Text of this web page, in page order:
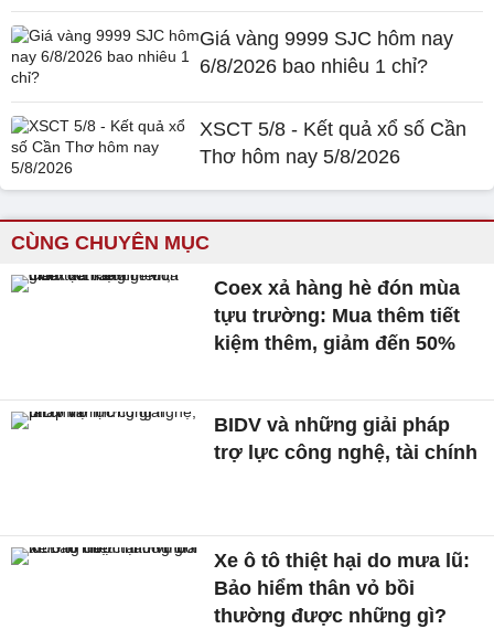
Giá vàng 9999 SJC hôm nay
6/8/2026 bao nhiêu 1 chỉ?
XSCT 5/8 - Kết quả xổ số Cần
Thơ hôm nay 5/8/2026
CÙNG CHUYÊN MỤC
Coex xả hàng hè đón mùa
tựu trường: Mua thêm tiết
kiệm thêm, giảm đến 50%
BIDV và những giải pháp
trợ lực công nghệ, tài chính
Xe ô tô thiệt hại do mưa lũ:
Bảo hiểm thân vỏ bồi
thường được những gì?